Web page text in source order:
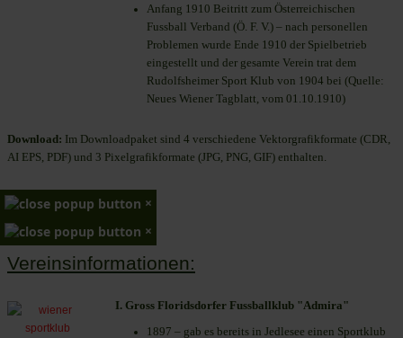
Anfang 1910 Beitritt zum Österreichischen
Fussball Verband (Ö. F. V.) – nach personellen
Problemen wurde Ende 1910 der Spielbetrieb
eingestellt und der gesamte Verein trat dem
Rudolfsheimer Sport Klub von 1904 bei (Quelle:
Neues Wiener Tagblatt, vom 01.10.1910)
Download: Im Downloadpaket sind 4 verschiedene Vektorgrafikformate (CDR,
AI EPS, PDF) und 3 Pixelgrafikformate (JPG, PNG, GIF) enthalten.
×
×
Vereinsinformationen:
I. Gross Floridsdorfer Fussballklub "Admira"
1897 – gab es bereits in Jedlesee einen Sportklub